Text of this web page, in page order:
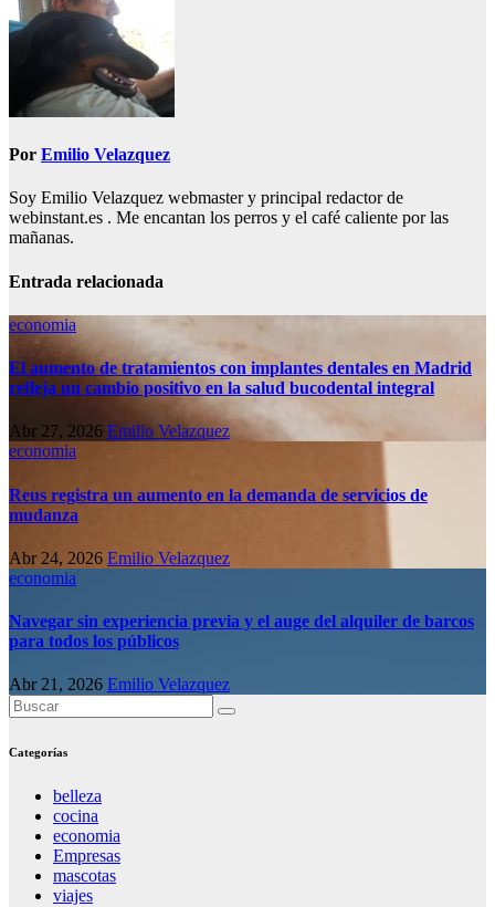
Por Emilio Velazquez
Soy Emilio Velazquez webmaster y principal redactor de
webinstant.es . Me encantan los perros y el café caliente por las
mañanas.
Entrada relacionada
economia
El aumento de tratamientos con implantes dentales en Madrid
refleja un cambio positivo en la salud bucodental integral
Abr 27, 2026 Emilio Velazquez
economia
Reus registra un aumento en la demanda de servicios de
mudanza
Abr 24, 2026 Emilio Velazquez
economia
Navegar sin experiencia previa y el auge del alquiler de barcos
para todos los públicos
Abr 21, 2026 Emilio Velazquez
Categorías
belleza
cocina
economia
Empresas
mascotas
viajes